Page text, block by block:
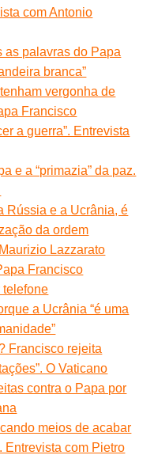
com Antonio
as palavras do Papa
branca”
vergonha de
Francisco
a guerra”. Entrevista
e a “primazia” da paz.
Rússia e a Ucrânia, é
da ordem
Lazzarato
Francisco
telefone
a Ucrânia “é uma
Francisco rejeita
O Vaticano
contra o Papa por
meios de acabar
Entrevista com Pietro